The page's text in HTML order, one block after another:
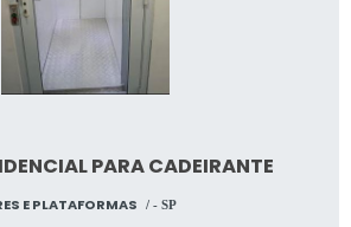
PARA CADEIRANTE
E PLATAFORMAS / - SP